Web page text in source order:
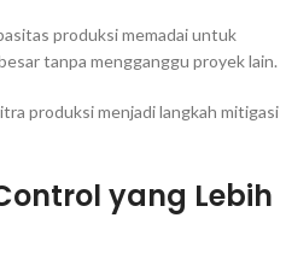
produksi memadai untuk
tanpa mengganggu proyek lain.
produksi menjadi langkah mitigasi
yang Lebih